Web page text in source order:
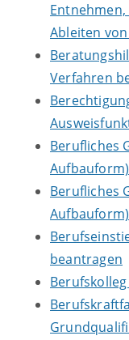
Ableiten
Verfahren
Berufliches
Berufliches
beantragen